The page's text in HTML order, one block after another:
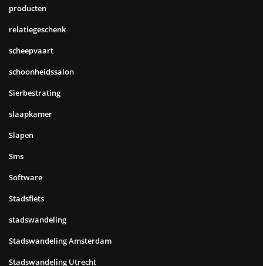
producten
relatiegeschenk
scheepvaart
schoonheidssalon
Sierbestrating
slaapkamer
Slapen
Sms
Software
Stadsfiets
stadswandeling
Stadswandeling Amsterdam
Stadswandeling Utrecht